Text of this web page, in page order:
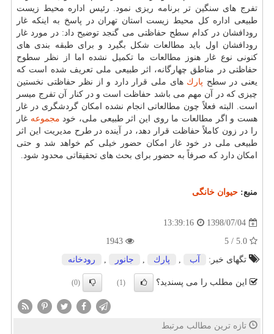
تفرج های سنگین تر برنامه ریزی نمود. رئیس اداره محیط زیست
طبیعی اداره كل محیط زیست استان تهران در پاسخ به اینكه غار
رودافشان در كدام سطح حفاظتی می گنجد توضیح داد: در مورد غار
رودافشان اول باید مطالعات شكل بگیرد و برای طبقه بندی های
كنونی نوع غار هنوز مطالعات ما تكمیل نشده اما از نظر سطوح
حفاظتی در مناطق چهارگانه، اثر طبیعی ملی تعریف شده است كه
یعنی در سطح پارك های ملی قرار دارد و از نظر حفاظتی نخستین
چیزی كه در آن مهم می باشد حفاظت است و در كنار آن تفرج میسر
است. البته فعلاً چون مطالعاتی انجام نشده امكان گردشگری در غار
هست و اگر مطالعات ما روی این اثر طبیعی ملی، خود مجموعه غار
را در زون كاملاً حفاظت قرار دهد، در آینده در طرح مدیریت این اثر
طبیعی ملی در خود غار امكان حضور خیلی كم خواهد شد و حتی
امكان دارد كه صرفاً به حضور برای بحث های تحقیقاتی محدود شود.
منبع: حیوان خانگی
1398/07/04
13:39:16
تگهای خبر:
آب , پارك , جانور , رودخانه
این مطلب را می پسندید؟ (1)
(0)
تازه ترین مطالب مرتبط